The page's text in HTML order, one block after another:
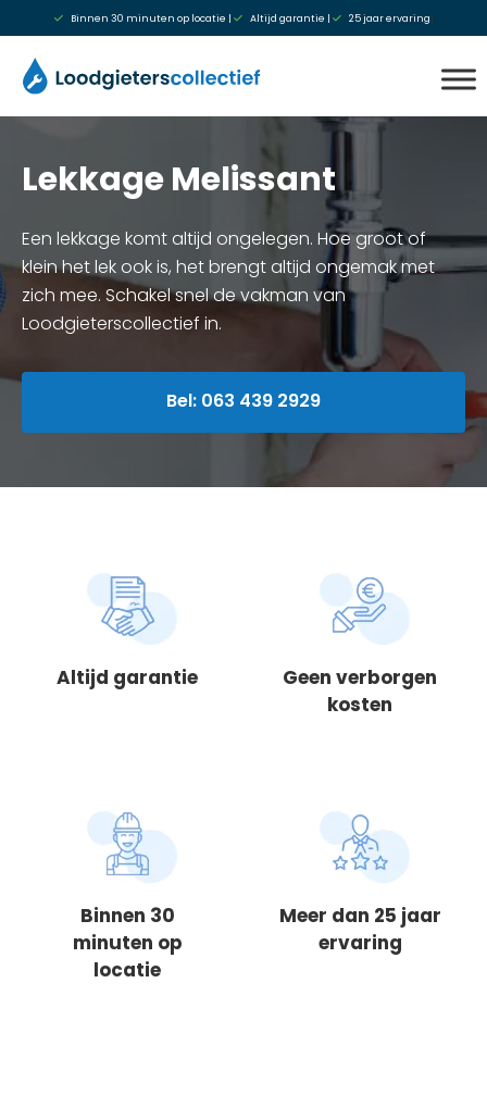
Binnen 30 minuten op locatie | Altijd garantie | 25 jaar ervaring|
Lekkage Melissant
Een lekkage komt altijd ongelegen. Hoe groot of
klein het lek ook is, het brengt altijd ongemak met
zich mee. Schakel snel de vakman van
Loodgieterscollectief in.
Bel: 063 439 2929
Altijd garantie
Geen verborgen
kosten
Binnen 30
minuten op
locatie
Meer dan 25 jaar
ervaring